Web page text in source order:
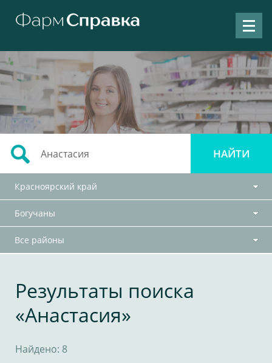
Красноярский край
Богучаны
Все районы
Результаты поиска
«Анастасия»
Найдено: 8